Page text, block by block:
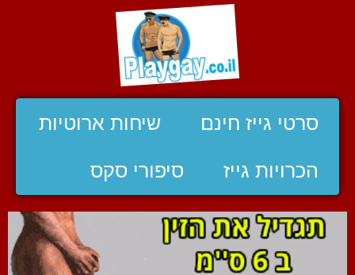
סרטי גייז חינם שיחות ארוטיות
הכרויות גייז סיפורי סקס